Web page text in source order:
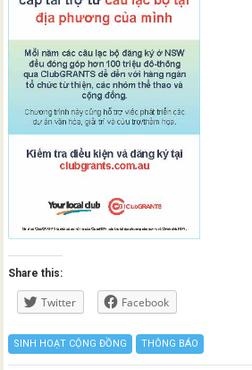
Share this:
Twitter Facebook
SINH HOẠT CỘNG ĐỒNG THÔNG BÁO